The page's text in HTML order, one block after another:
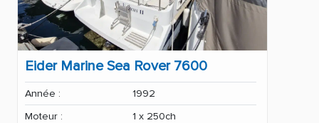
Eider Marine Sea Rover 7600
Année :
1992
Moteur :
1 x 250ch